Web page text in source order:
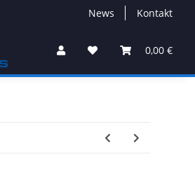
News Kontakt
0,00 €